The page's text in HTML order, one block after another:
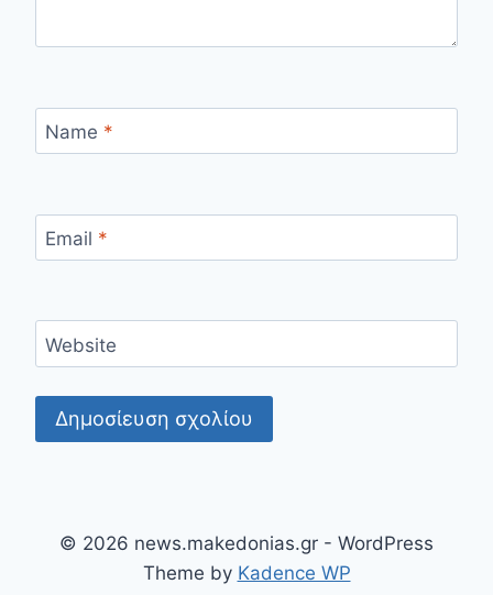
Name *
Email *
Website
© 2026 news.makedonias.gr - WordPress
Theme by Kadence WP